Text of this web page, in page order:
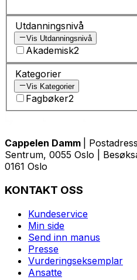
Utdanningsnivå
Vis Utdanningsnivå
Akademisk2
Kategorier
Vis Kategorier
Fagbøker2
Cappelen Damm
|
Sentrum, 0055 Oslo |
0161 Oslo
KONTAKT OSS
Kundeservice
Min side
Send inn manus
Presse
Vurderingseksemplar
Ansatte